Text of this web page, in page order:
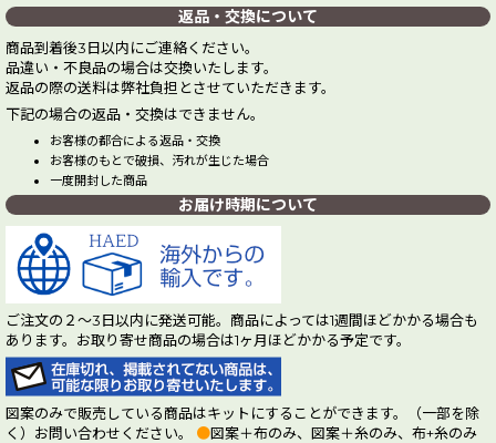
返品・交換について
商品到着後3日以内にご連絡ください。
品違い・不良品の場合は交換いたします。
返品の際の送料は弊社負担とさせていただきます。
下記の場合の返品・交換はできません。
お客様の都合による返品・交換
お客様のもとで破損、汚れが生じた場合
一度開封した商品
お届け時期について
ご注文の２～3日以内に発送可能。商品によっては1週間ほどかかる場合も
あります。お取り寄せ商品の場合は1ヶ月ほどかかる予定です。
図案のみで販売している商品はキットにすることができます。（一部を除
く）お問い合わせください。 ●図案＋布のみ、図案＋糸のみ、布+糸のみ